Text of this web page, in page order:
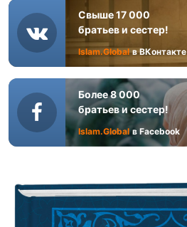
Свыше 17 000
братьев и сестер!
Islam.Global в ВКонтакте
Более 8 000
братьев и сестер!
Islam.Global в Facebook